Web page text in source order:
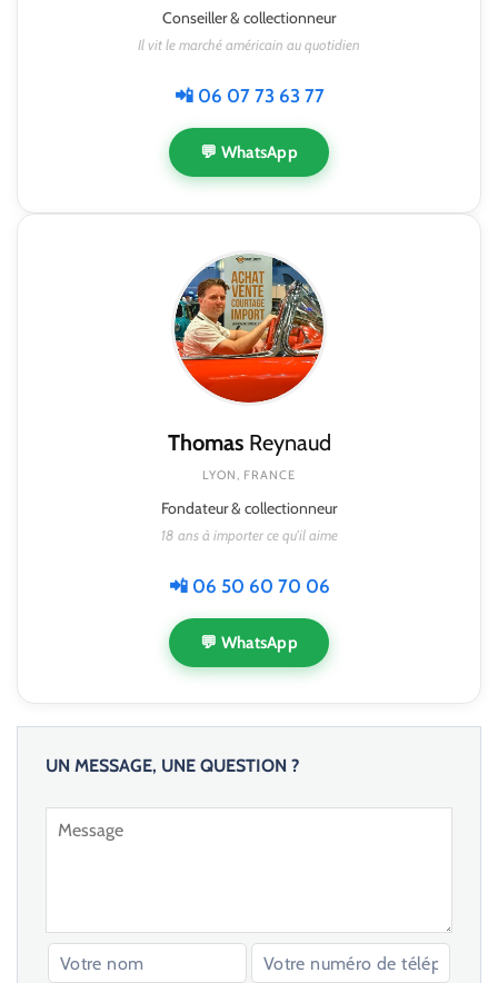
Conseiller & collectionneur
Il vit le marché américain au quotidien
📲 06 07 73 63 77
💬 WhatsApp
ThomasReynaud
LYON, FRANCE
Fondateur & collectionneur
18 ans à importer ce qu'il aime
📲 06 50 60 70 06
💬 WhatsApp
UN MESSAGE, UNE QUESTION ?